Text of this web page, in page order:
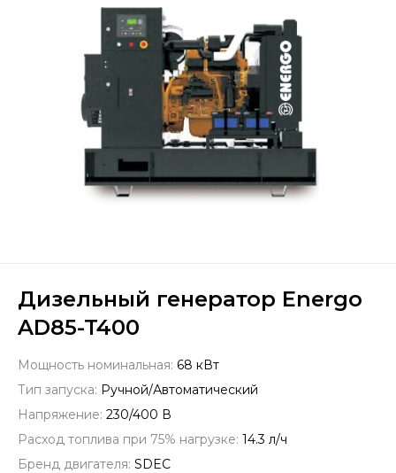
Дизельный генератор Energo
AD85-T400
Мощность номинальная: 68 кВт
Тип запуска: Ручной/Автоматический
Напряжение: 230/400 В
Расход топлива при 75% нагрузке: 14.3 л/ч
Бренд двигателя: SDEC